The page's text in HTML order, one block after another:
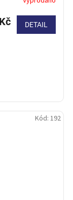
DETAIL
Kód: 192